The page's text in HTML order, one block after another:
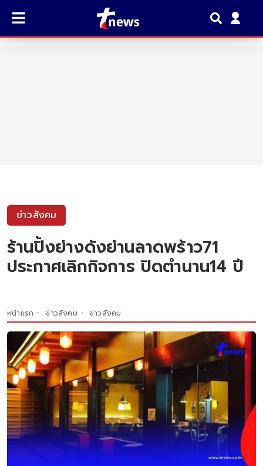
ข่าวสังคม
ร้านปิ้งย่างดังย่านลาดพร้าว71
ประกาศเลิกกิจการ ปิดตำนาน14 ปี
หน้าแรก ข่าวสังคม ข่าวสังคม